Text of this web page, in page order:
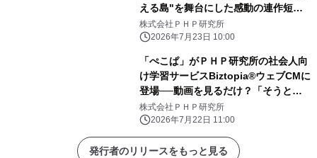
える島"を舞台にした感動の連作短編
集『月満ちる島のホテルで』7月30日
発売
株式会社ＰＨＰ研究所
2026年7月23日 10:00
「ぺこぱ」がＰＨＰ研究所の社会人向
け学習サービスBiztopia®ウェブCMに
登場──動画を見るだけ？「そうとも
言いきれない！」7月22日配信開始
株式会社ＰＨＰ研究所
2026年7月22日 11:00
発行者のリリースをもっと見る